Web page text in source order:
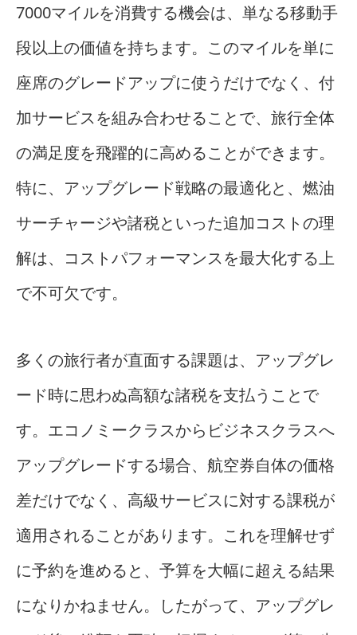
7000マイルを消費する機会は、単なる移動手
段以上の価値を持ちます。このマイルを単に
座席のグレードアップに使うだけでなく、付
加サービスを組み合わせることで、旅行全体
の満足度を飛躍的に高めることができます。
特に、アップグレード戦略の最適化と、燃油
サーチャージや諸税といった追加コストの理
解は、コストパフォーマンスを最大化する上
で不可欠です。
多くの旅行者が直面する課題は、アップグレ
ード時に思わぬ高額な諸税を支払うことで
す。エコノミークラスからビジネスクラスへ
アップグレードする場合、航空券自体の価格
差だけでなく、高級サービスに対する課税が
適用されることがあります。これを理解せず
に予約を進めると、予算を大幅に超える結果
になりかねません。したがって、アップグレ